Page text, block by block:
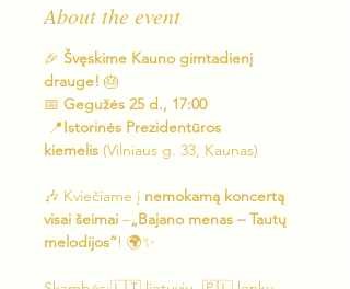
About the event
🎉 Švęskime Kauno gimtadienį
drauge! 🎂
📅 Gegužės 25 d., 17:00
📍Istorinės Prezidentūros
kiemelis (Vilniaus g. 33, Kaunas)
🎶 Kviečiame į nemokamą koncertą
visai šeimai –„Bajano menas – Tautų
melodijos“! 🌍✨